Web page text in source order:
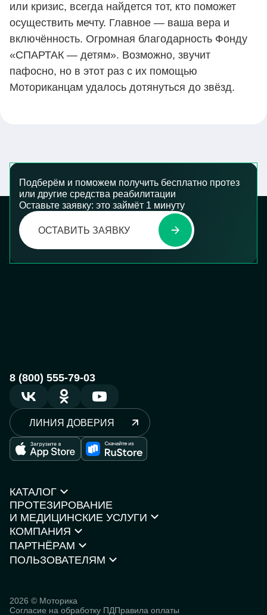
или кризис, всегда найдется тот, кто поможет
осуществить мечту. Главное — ваша вера и
включённость. Огромная благодарность Фонду
«СПАРТАК — детям». Возможно, звучит
пафосно, но в этот раз с их помощью
Моториканцам удалось дотянуться до звёзд.
Подберём и поможем получить бесплатно протез
или другие средства реабилитации
Оставьте заявку: это займёт 1 минуту
ОСТАВИТЬ ЗАЯВКУ
8 (800) 555-79-03
ЛИНИЯ ДОВЕРИЯ
КАТАЛОГ
Протезы рук
Протезы ног
Кресла-коляски
Каталог товаров
Нейростимуляторы
КОМПАНИЯ
О компании
Контакты
ПОЛЬЗОВАТЕЛЯМ
База знаний
Человек
ПРОТЕЗИРОВАНИЕ
И МЕДИЦИНСКИЕ УСЛУГИ
Моторика Орто
ПАРТНЁРАМ
Партнёрская программа
2026 © Моторика
Согласие на обработку ПДПравила оплаты